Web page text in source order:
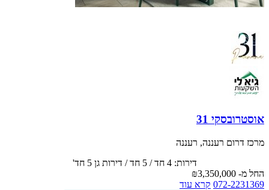
אוסטרובסקי 31
מרכז דרום רעננה, רעננה
דירות: 4 חד / 5 חד / דירות גן 5 חד'
החל מ- ₪3,350,000
072-2231369 קרא עוד